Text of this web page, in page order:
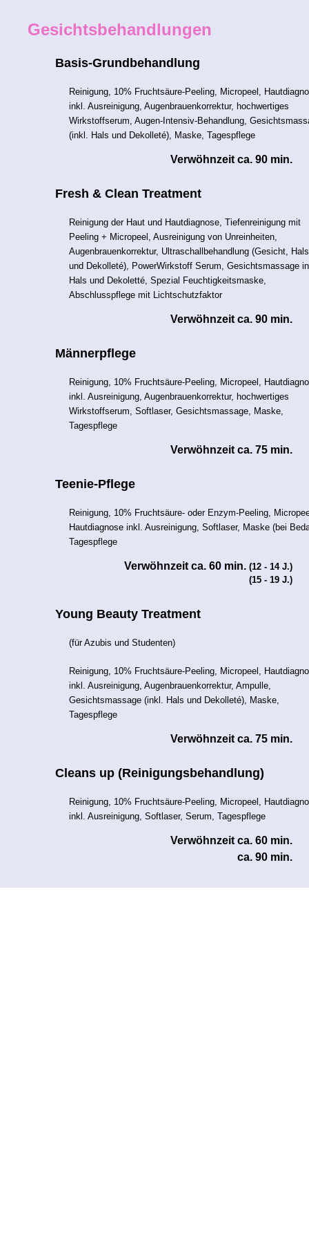
Gesichtsbehandlungen
Basis-Grundbehandlung
Reinigung, 10% Fruchtsäure-Peeling, Micropeel,
inkl. Ausreinigung, Augenbrauenkorrektur, hochwertiges
Wirkstoffserum, Augen-Intensiv-Behandlung,
(inkl. Hals und Dekolleté), Maske, Tagespflege
Verwöhnzeit ca. 90 min.
Fresh & Clean Treatment
Reinigung der Haut und Hautdiagnose, Tiefenreinigung mit
Peeling + Micropeel, Ausreinigung von Unreinheiten,
Augenbrauenkorrektur, Ultraschallbehandlung (Gesicht, Hals
und Dekolleté), PowerWirkstoff Serum, Gesichtsmassage
Hals und Dekoletté, Spezial Feuchtigkeitsmaske,
Abschlusspflege mit Lichtschutzfaktor
Verwöhnzeit ca. 90 min.
Männerpflege
Reinigung, 10% Fruchtsäure-Peeling, Micropeel,
inkl. Ausreinigung, Augenbrauenkorrektur, hochwertiges
Wirkstoffserum, Softlaser, Gesichtsmassage, Maske,
Tagespflege
Verwöhnzeit ca. 75 min.
Teenie-Pflege
Reinigung, 10% Fruchtsäure- oder Enzym-Peeling,
Hautdiagnose inkl. Ausreinigung, Softlaser, Maske (bei
Tagespflege
Verwöhnzeit ca. 60 min. (12 - 14 J.)
(15 - 19 J.)
Young Beauty Treatment
(für Azubis und Studenten)
Reinigung, 10% Fruchtsäure-Peeling, Micropeel,
inkl. Ausreinigung, Augenbrauenkorrektur, Ampulle,
Gesichtsmassage (inkl. Hals und Dekolleté), Maske,
Tagespflege
Verwöhnzeit ca. 75 min.
Cleans up (Reinigungsbehandlung)
Reinigung, 10% Fruchtsäure-Peeling, Micropeel,
inkl. Ausreinigung, Softlaser, Serum, Tagespflege
Verwöhnzeit ca. 60 min.
ca. 90 min.